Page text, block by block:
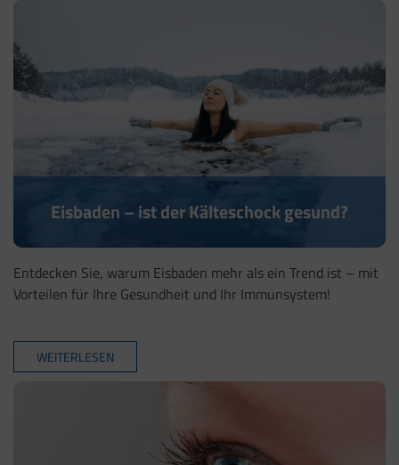
Eisbaden – ist der Kälteschock gesund?
Entdecken Sie, warum Eisbaden mehr als ein Trend ist – mit
Vorteilen für Ihre Gesundheit und Ihr Immunsystem!
WEITERLESEN